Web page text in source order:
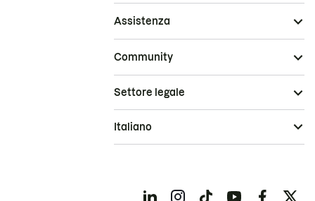
Assistenza
Community
Settore legale
Italiano